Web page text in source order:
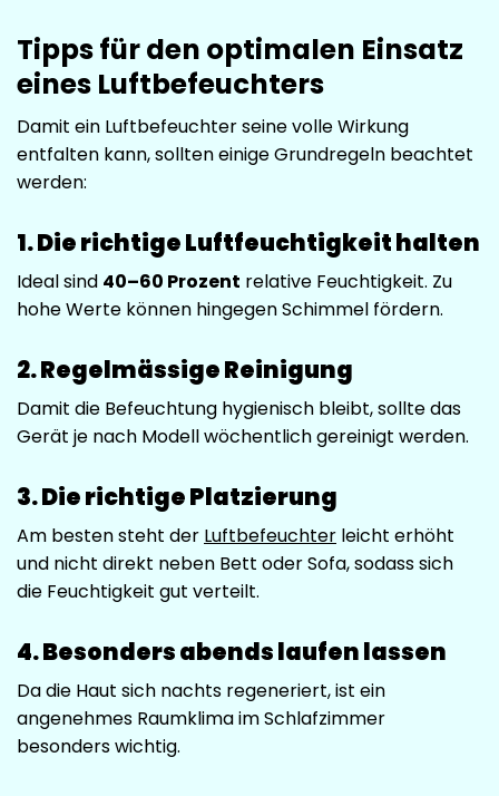
Tipps für den optimalen Einsatz
eines Luftbefeuchters
Damit ein Luftbefeuchter seine volle Wirkung
entfalten kann, sollten einige Grundregeln beachtet
werden:
1. Die richtige Luftfeuchtigkeit halten
Ideal sind 40–60 Prozent relative Feuchtigkeit. Zu
hohe Werte können hingegen Schimmel fördern.
2. Regelmässige Reinigung
Damit die Befeuchtung hygienisch bleibt, sollte das
Gerät je nach Modell wöchentlich gereinigt werden.
3. Die richtige Platzierung
Am besten steht der Luftbefeuchter leicht erhöht
und nicht direkt neben Bett oder Sofa, sodass sich
die Feuchtigkeit gut verteilt.
4. Besonders abends laufen lassen
Da die Haut sich nachts regeneriert, ist ein
angenehmes Raumklima im Schlafzimmer
besonders wichtig.